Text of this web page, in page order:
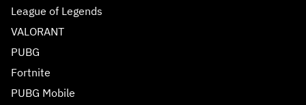
League of Legends
VALORANT
PUBG
Fortnite
PUBG Mobile